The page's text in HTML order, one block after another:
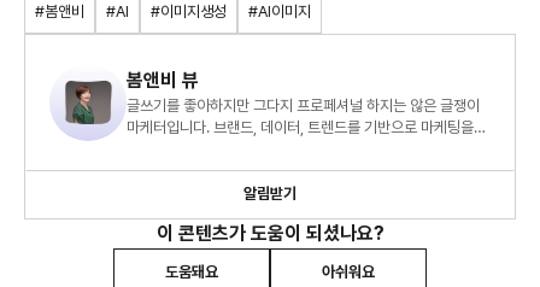
#봄앤비 #AI #이미지생성 #AI이미지
봄앤비 뷰
글쓰기를 좋아하지만 그다지 프로페셔널 하지는 않은 글쟁이
마케터입니다. 브랜드, 데이터, 트렌드를 기반으로 마케팅을
알림받기
이 콘텐츠가 도움이 되셨나요?
도움돼요 아쉬워요